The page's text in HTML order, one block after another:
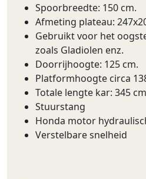
Spoorbreedte: 150 cm.
Afmeting plateau:
Gebruikt voor het
zoals Gladiolen enz.
Doorrijhoogte: 125 cm.
Platformhoogte circa
Totale lengte kar: 345
Stuurstang
Honda motor
Verstelbare snelheid